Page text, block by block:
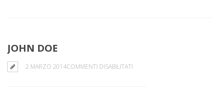
JOHN DOE
2 MARZO 2014COMMENTI DISABILITATI